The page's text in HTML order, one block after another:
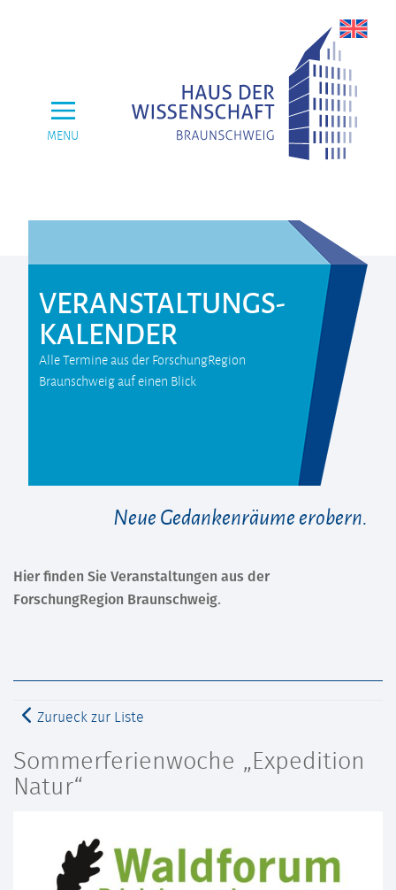
MENU
VERANSTALTUNGS­
KALENDER
Alle Termine aus der ForschungRegion
Braunschweig auf einen Blick
Neue Gedankenräume erobern.
Hier finden Sie Veranstaltungen aus der
ForschungRegion Braunschweig.
Zurueck zur Liste
Sommerferienwoche „Expedition
Natur“